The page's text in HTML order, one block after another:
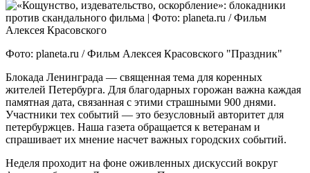
Фото: planeta.ru / Фильм Алексея Красовского "Праздник"
Блокада Ленинграда — священная тема для коренных
жителей Петербурга. Для благодарных горожан важна каждая
памятная дата, связанная с этими страшными 900 днями.
Участники тех событий — это безусловный авторитет для
петербуржцев. Наша газета обращается к ветеранам и
спрашивает их мнение насчет важных городских событий.
Неделя проходит на фоне оживленных дискуссий вокруг